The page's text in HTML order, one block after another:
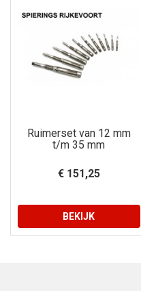
Ruimerset van 12 mm
t/m 35 mm
€ 151,25
BEKIJK